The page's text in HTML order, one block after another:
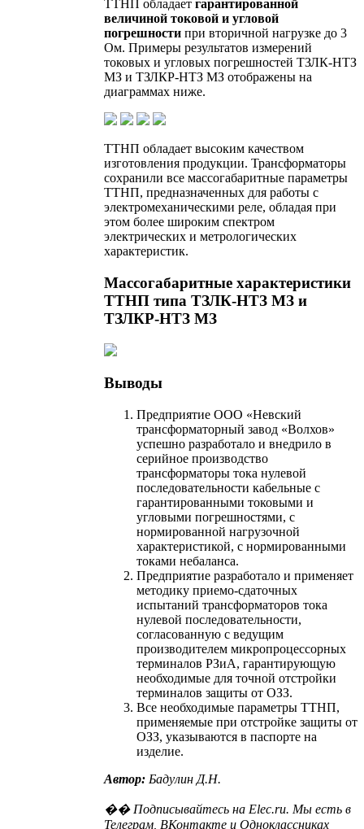
ТТНП обладает гарантированной
величиной токовой и угловой
погрешности при вторичной нагрузке до 3
Ом. Примеры результатов измерений
токовых и угловых погрешностей ТЗЛК-НТЗ
МЗ и ТЗЛКР-НТЗ МЗ отображены на
диаграммах ниже.
ТТНП обладает высоким качеством
изготовления продукции. Трансформаторы
сохранили все массогабаритные параметры
ТТНП, предназначенных для работы с
электромеханическими реле, обладая при
этом более широким спектром
электрических и метрологических
характеристик.
Массогабаритные характеристики
ТТНП типа ТЗЛК-НТЗ МЗ и
ТЗЛКР-НТЗ МЗ
Выводы
Предприятие ООО «Невский
трансформаторный завод «Волхов»
успешно разработало и внедрило в
серийное производство
трансформаторы тока нулевой
последовательности кабельные с
гарантированными токовыми и
угловыми погрешностями, с
нормированной нагрузочной
характеристикой, с нормированными
токами небаланса.
Предприятие разработало и применяет
методику приемо-сдаточных
испытаний трансформаторов тока
нулевой последовательности,
согласованную с ведущим
производителем микропроцессорных
терминалов РЗиА, гарантирующую
необходимые для точной отстройки
терминалов защиты от ОЗЗ.
Все необходимые параметры ТТНП,
применяемые при отстройке защиты от
ОЗЗ, указываются в паспорте на
изделие.
Автор: Бадулин Д.Н.
�� Подписывайтесь на Elec.ru. Мы есть в
Телеграм, ВКонтакте и Одноклассниках